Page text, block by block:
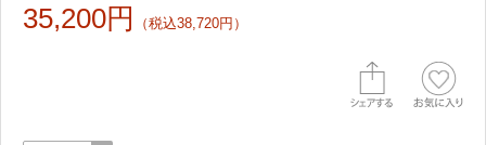
35,200円 （税込38,720円）